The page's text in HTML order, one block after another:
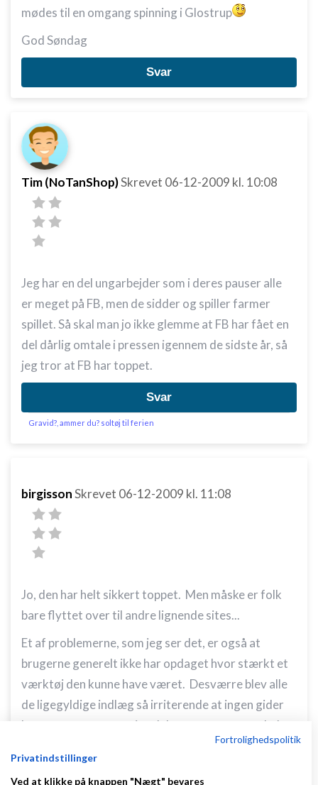
mødes til en omgang spinning i Glostrup
God Søndag
Svar
Tim (NoTanShop)Skrevet 06-12-2009 kl. 10:08
Jeg har en del ungarbejder som i deres pauser alle
er meget på FB, men de sidder og spiller farmer
spillet. Så skal man jo ikke glemme at FB har fået en
del dårlig omtale i pressen igennem de sidste år, så
jeg tror at FB har toppet.
Svar
Gravid?, ammer du? soltøj til ferien
birgissonSkrevet 06-12-2009 kl. 11:08
Jo, den har helt sikkert toppet. Men måske er folk
bare flyttet over til andre lignende sites...
Et af problemerne, som jeg ser det, er også at
brugerne generelt ikke har opdaget hvor stærkt et
værktøj den kunne have været. Desværre blev alle
de ligegyldige indlæg så irriterende at ingen gider
længere starte en seriøs debat om noget som helst.
Fortrolighedspolitik
Privatindstillinger
Ved at klikke på knappen "Nægt" bevares